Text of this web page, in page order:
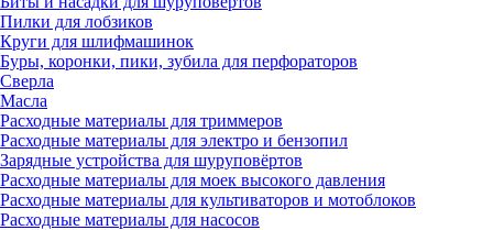
Пилки для лобзиков
Круги для шлифмашинок
Буры, коронки, пики, зубила для перфораторов
Сверла
Масла
Расходные материалы для триммеров
Расходные материалы для электро и бензопил
Зарядные устройства для шуруповёртов
Расходные материалы для моек высокого давления
Расходные материалы для культиваторов и мотоблоков
Расходные материалы для насосов